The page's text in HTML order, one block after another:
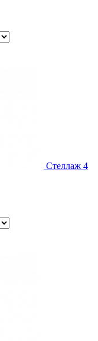
Стеллаж 4